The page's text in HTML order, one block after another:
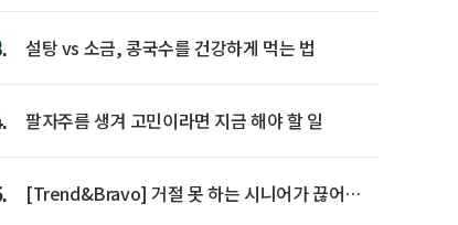
설탕 vs 소금, 콩국수를 건강하게 먹는 법
팔자주름 생겨 고민이라면 지금 해야 할 일
[Trend&Bravo] 거절 못 하는 시니어가 끊어야